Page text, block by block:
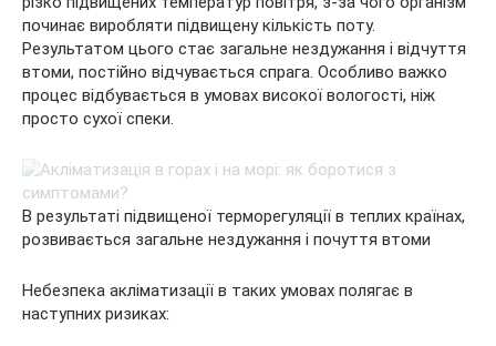
починає виробляти підвищену кількість поту.
Результатом цього стає загальне нездужання і відчуття
втоми, постійно відчувається спрага. Особливо важко
процес відбувається в умовах високої вологості, ніж
просто сухої спеки.
В результаті підвищеної терморегуляції в теплих країнах,
розвивається загальне нездужання і почуття втоми
Небезпека акліматизації в таких умовах полягає в
наступних ризиках: